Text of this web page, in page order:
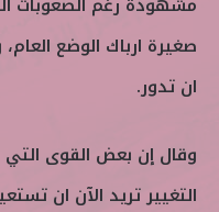
صغيرة ارباك الوضع
ان تدور.
وقال إن بعض القوى
التغيير تريد الآن ان